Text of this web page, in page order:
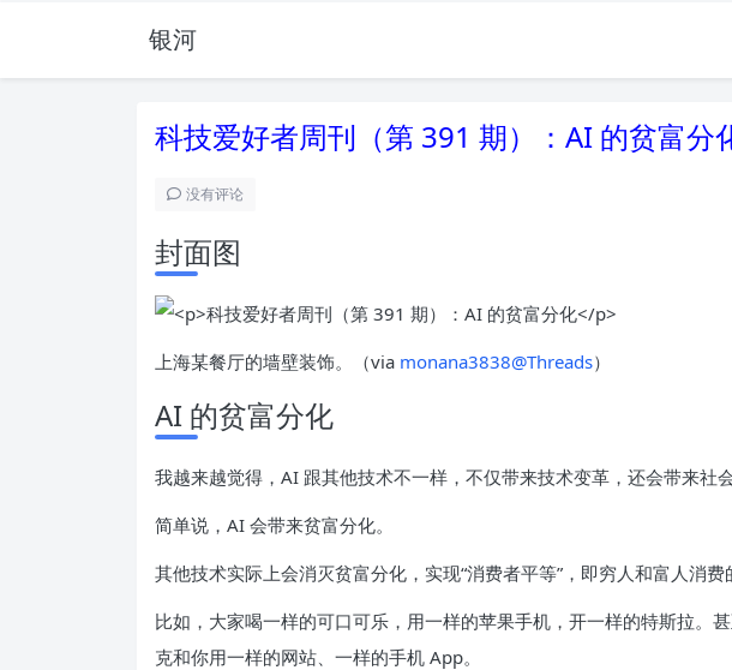
银河
科技爱好者周刊（第 391 期）：AI 的贫富分
没有评论
封面图
上海某餐厅的墙壁装饰。（via monana3838@Threads）
AI 的贫富分化
我越来越觉得，AI 跟其他技术不一样，不仅带来技术变革，还会带来社会
简单说，AI 会带来贫富分化。
其他技术实际上会消灭贫富分化，实现“消费者平等”，即穷人和富人消费
比如，大家喝一样的可口可乐，用一样的苹果手机，开一样的特斯拉。
克和你用一样的网站、一样的手机 App。